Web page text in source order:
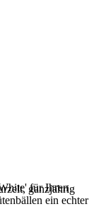
ganzjährig
für Ihren
ein echter